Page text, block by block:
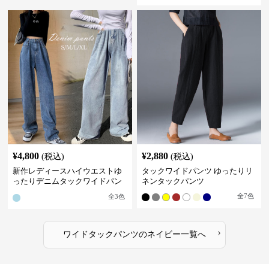
¥4,800 (税込)
新作レディースハイウエストゆ
ったりデニムタックワイドパン
全3色
¥2,880 (税込)
タックワイドパンツ ゆったりリ
ネンタックパンツ
全7色
ワイドタックパンツのネイビー一覧へ ›